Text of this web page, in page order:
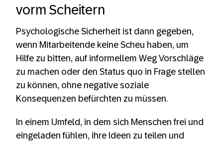
vorm Scheitern
Psychologische Sicherheit ist dann gegeben,
wenn Mitarbeitende keine Scheu haben, um
Hilfe zu bitten, auf informellem Weg Vorschläge
zu machen oder den Status quo in Frage stellen
zu können, ohne negative soziale
Konsequenzen befürchten zu müssen.
In einem Umfeld, in dem sich Menschen frei und
eingeladen fühlen, ihre Ideen zu teilen und